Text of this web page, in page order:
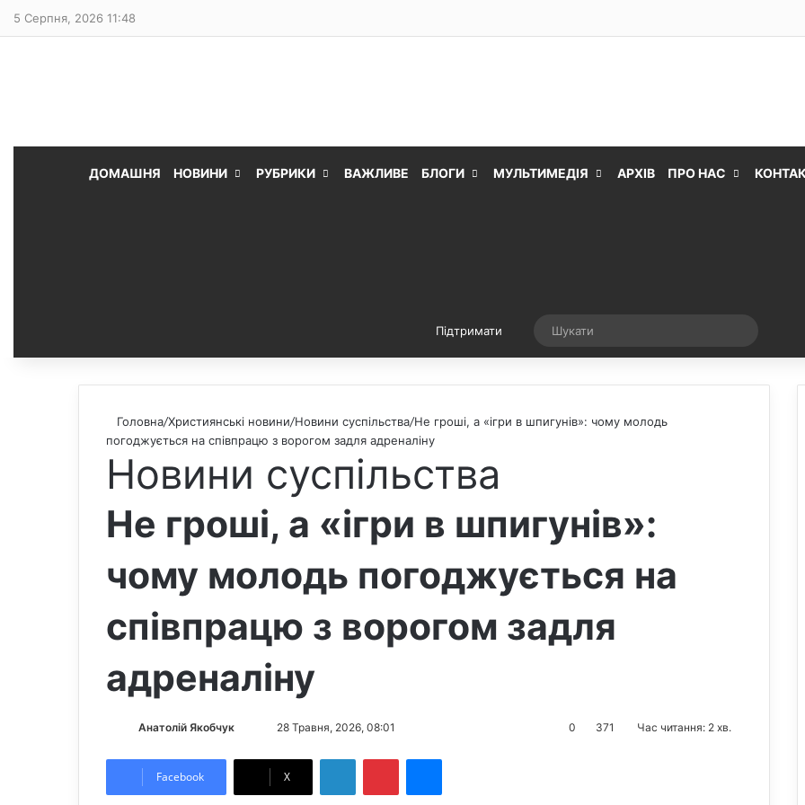
5 Серпня, 2026 11:48
ДОМАШНЯ НОВИНИ РУБРИКИ ВАЖЛИВЕ БЛОГИ МУЛЬТИМЕДІЯ АРХІВ ПРО НАС
Підтримати Випадкова стаття
Головна/Християнські новини/Новини суспільства/Не гроші, а «ігри в шпигунів»: чому молодь
погоджується на співпрацю з ворогом задля адреналіну
Новини суспільства
Не гроші, а «ігри в шпигунів»:
чому молодь погоджується на
співпрацю з ворогом задля
адреналіну
Анатолій Якобчук
l d
28 Травня, 2026, 08:01 0 371 Час читання: 2 хв.
Facebook X